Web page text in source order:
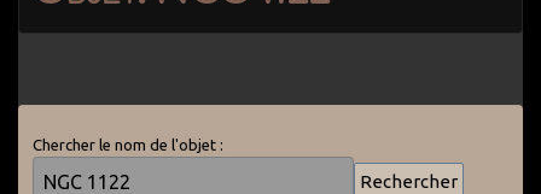
Chercher le nom de l'objet :